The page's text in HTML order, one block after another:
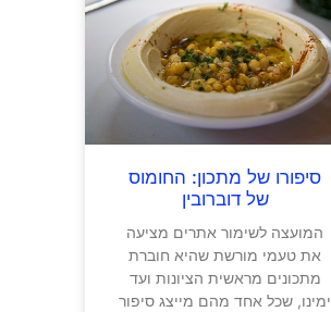
סיפורו של מתכון: החומוס
של דוברובין
המועצה לשימור אתרים מציעה
את טעמי מורשת שהיא חוברת
מתכונים מראשית הציונות ועד
ימינו, שכל אחד מהם מייצג סיפור